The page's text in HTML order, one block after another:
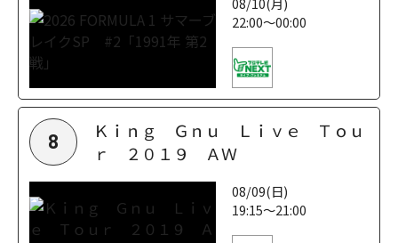
22:00～00:00
8
Ｋｉｎｇ Ｇｎｕ Ｌｉｖｅ Ｔｏｕ
ｒ ２０１９ ＡＷ
08/09(日)
19:15～21:00